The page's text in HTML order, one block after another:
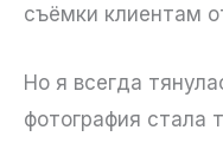
съёмки клиентам
Но я всегда
фотография стала